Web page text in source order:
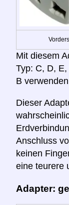
Mit diesem
Typ: C, D,
B
Dieser
Anschluss
keinen
eine teurere
Adapter: